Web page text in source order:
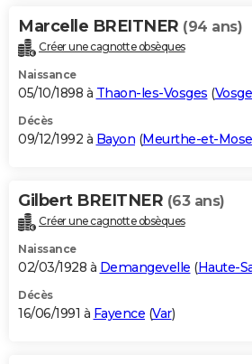
Marcelle BREITNER (94 ans)
Créer une cagnotte obsèques
Naissance
05/10/1898 à Thaon-les-Vosges (
Décès
09/12/1992 à Bayon (Meurthe-et-
Gilbert BREITNER (63 ans)
Créer une cagnotte obsèques
Naissance
02/03/1928 à Demangevelle (Haute-
Décès
16/06/1991 à Fayence (Var)